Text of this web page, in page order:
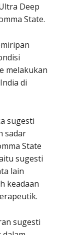
Deep
State.
melakukan
di
sugesti
sadar
State
sugesti
lain
keadaan
sugesti